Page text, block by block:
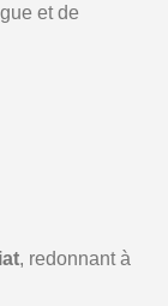
et de
, redonnant à